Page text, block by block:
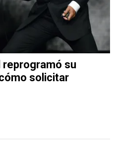
reprogramó su
solicitar